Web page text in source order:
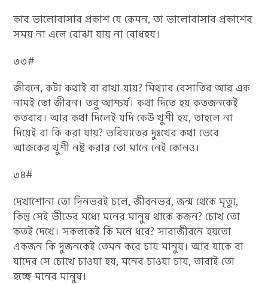
কার ভালোবাসার প্রকাশ যে কেমন, তা ভালোবাসার প্রকাশের
সময় না এলে বোঝা যায় না বোধহয়।
৩৩#
জীবনে, কটা কথাই বা রাখা যায়? মিথ্যার বেসাতির আর এক
নামই তো জীবন। তবু আশ্চর্য। কথা দিতে হয় কতজনকেই
কতবার। আর কথা দিলেই যদি কেউ খুশী হয়, তাহলে না
দিয়েই বা কি করা যায়? ভবিষ্যতের দুঃখের কথা ভেবে
আজকের খুশী নষ্ট করার তো মানে নেই কোনও।
৩৪#
দেখাশোনা তো দিনভরই চলে, জীবনভর, জন্ম থেকে মৃত্যু,
কিন্তু সেই ভীড়ের মধ্যে মনের মানুষ থাকে কজন? চোখ তো
কতই দেখে। সকলকেই কি মনে ধরে? সারাজীবনে ‌হয়তো
একজন কি দুজনকেই তেমন করে চায় মানুষ। আর যাকে বা
যাদের‌ সে চোখে চাওয়া হয়, মনের চাওয়া চায়, তারাই তো
হচ্ছে মনের মানুষ।